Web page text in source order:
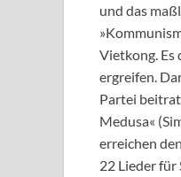
und das
Vietkong. Es
ergreifen.
Partei
Medusa«
erreichen
22 Lieder für